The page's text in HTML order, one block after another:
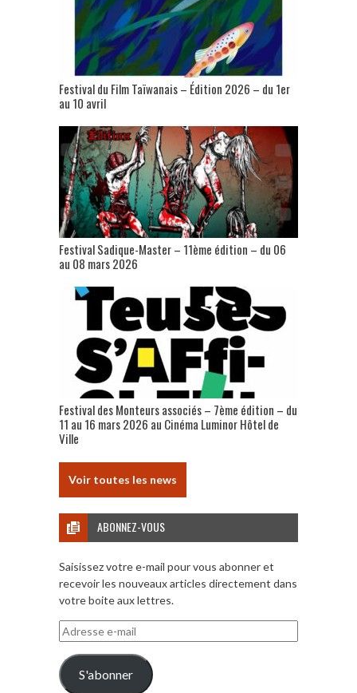
Festival du Film Taïwanais – Édition 2026 – du 1er
au 10 avril
Festival Sadique-Master – 11ème édition – du 06
au 08 mars 2026
Festival des Monteurs associés – 7ème édition – du
11 au 16 mars 2026 au Cinéma Luminor Hôtel de
Ville
Voir toutes les news
ABONNEZ-VOUS
Saisissez votre e-mail pour vous abonner et
recevoir les nouveaux articles directement dans
votre boite aux lettres.
Adresse
e-
mail
S'abonner